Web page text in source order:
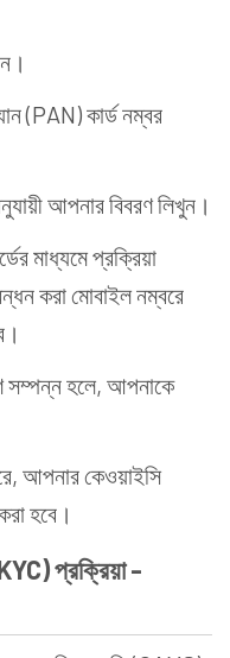
(PAN) কার্ড নম্বর
আপনার বিবরণ লিখুন।
মাধ্যমে প্রক্রিয়া
করা মোবাইল নম্বরে
সম্পন্ন হলে, আপনাকে
আপনার কেওয়াইসি
হবে।
প্রক্রিয়া -